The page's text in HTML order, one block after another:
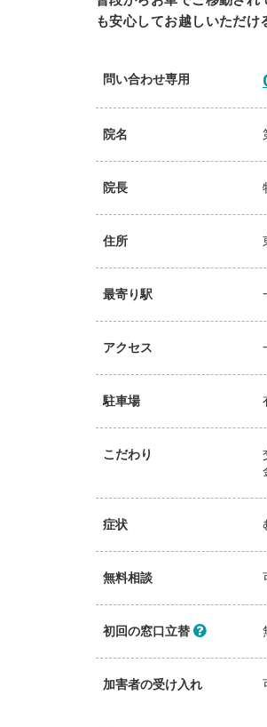
も安心してお越しいただけ
問い合わせ専用
院名
院長
住所
最寄り駅
アクセス
駐車場
こだわり
症状
無料相談
初回の窓口立替
加害者の受け入れ